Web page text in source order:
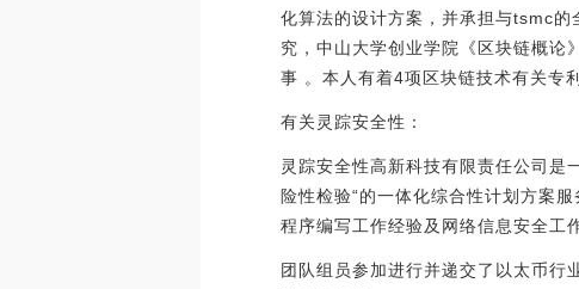
化算法的设计方案，并承担与tsmc
究，中山大学创业学院《区块链概论
事 。本人有着4项区块链技术有关专
有关灵踪安全性：
灵踪安全性高新科技有限责任公司是
险性检验“的一体化综合性计划方案
程序编写工作经验及网络信息安全工
团队组员参加进行并递交了以太币